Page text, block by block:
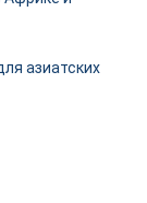
азиатских